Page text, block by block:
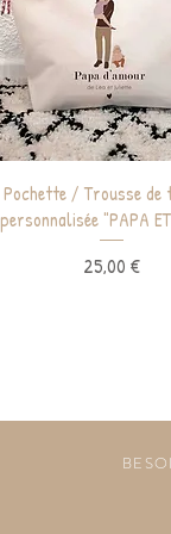
Aperçu rapide
Pochette / Trousse
personnalisée "PAPA
Prix
25,00 €